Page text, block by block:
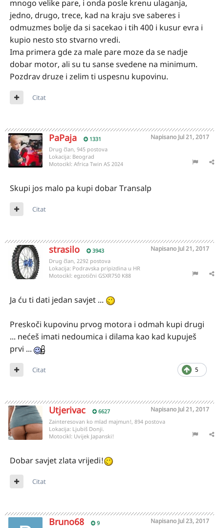
mnogo velike pare, i onda posle krenu ulaganja,
jedno, drugo, trece, kad na kraju sve saberes i
odmuzmes bolje da si sacekao i tih 400 i kusur evra i
kupio nesto sto stvarno vredi.
Ima primera gde za male pare moze da se nadje
dobar motor, ali su tu sanse svedene na minimum.
Pozdrav druze i zelim ti uspesnu kupovinu.
Citat
PaPaja 1331 Napisano Jul 21, 2017
Drug član, 945 postova
Lokacija: Beograd
Motocikl: Africa Twin AS 2024
Skupi jos malo pa kupi dobar Transalp
Citat
strasilo 3943 Napisano Jul 21, 2017
Drug član, 2292 postova
Lokacija: Podravska pripizdina u HR
Motocikl: egzotični GSXR750 K88
Ja ću ti dati jedan savjet ...
Preskoči kupovinu prvog motora i odmah kupi drugi
... nećeš imati nedoumica i dilama kao kad kupuješ
prvi ...
5
Citat
Utjerivac 6627 Napisano Jul 21, 2017
Zainteresovan ko mlad majmun!, 894 postova
Lokacija: Ljubiš Donji.
Motocikl: Uvijek Japanski!
Dobar savjet zlata vrijedi!
Citat
Bruno68 9 Napisano Jul 23, 2017